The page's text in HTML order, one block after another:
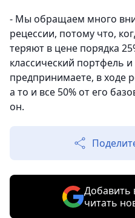
- Мы обращаем много
рецессии, потому что,
теряют в цене порядка
классический портфель
предпринимаете, в ходе
а то и все 50% от его
он.
Добавить
читать